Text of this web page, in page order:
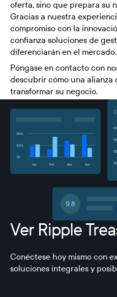
oferta, sino que prepara su
Gracias a nuestra
compromiso con la
confianza soluciones de
diferenciarán en el mercado.
Póngase en contacto con
descubrir cómo una alianza
transformar su negocio.
Ver Ripple
Conéctese hoy mismo con
soluciones integrales y